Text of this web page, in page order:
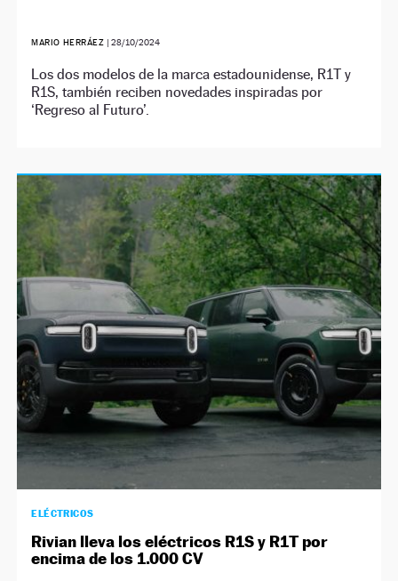
MARIO HERRÁEZ | 28/10/2024
Los dos modelos de la marca estadounidense, R1T y
R1S, también reciben novedades inspiradas por
‘Regreso al Futuro’.
ELÉCTRICOS
Rivian lleva los eléctricos R1S y R1T por
encima de los 1.000 CV